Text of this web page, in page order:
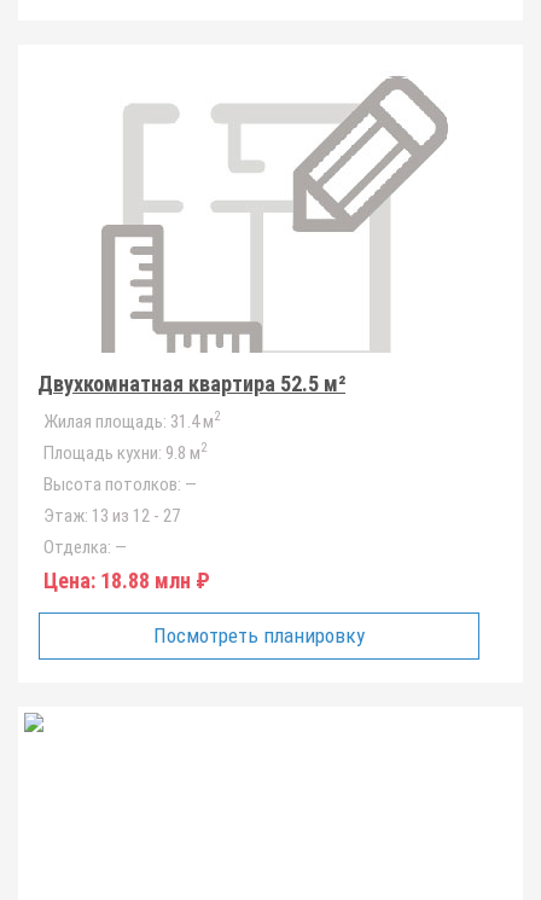
Двухкомнатная квартира 52.5 м²
Жилая площадь: 31.4 м2
Площадь кухни: 9.8 м2
Высота потолков: —
Этаж: 13 из 12 - 27
Отделка: —
Цена: 18.88 млн ₽
Посмотреть планировку